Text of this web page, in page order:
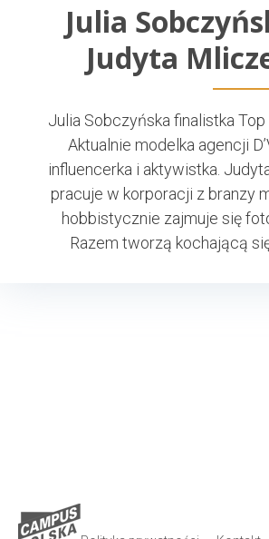
Julia
Judyta
Julia Sobczyńska finalistka Top
Aktualnie modelka agencji
influencerka i aktywistka.
pracuje w korporacji z branzy
hobbistycznie zajmuje się
Razem tworzą kochającą